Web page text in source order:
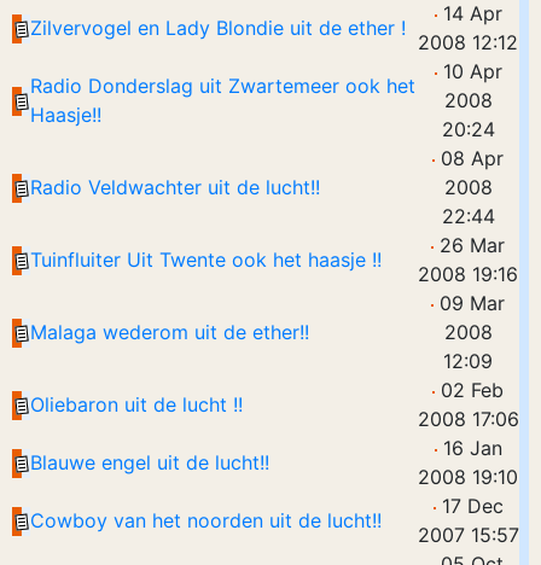
Zilvervogel en Lady Blondie uit de ether !
14 Apr
2008 12:12
Radio Donderslag uit Zwartemeer ook het
Haasje!!
10 Apr
2008
20:24
Radio Veldwachter uit de lucht!!
08 Apr
2008
22:44
Tuinfluiter Uit Twente ook het haasje !!
26 Mar
2008 19:16
Malaga wederom uit de ether!!
09 Mar
2008
12:09
Oliebaron uit de lucht !!
02 Feb
2008 17:06
Blauwe engel uit de lucht!!
16 Jan
2008 19:10
Cowboy van het noorden uit de lucht!!
17 Dec
2007 15:57